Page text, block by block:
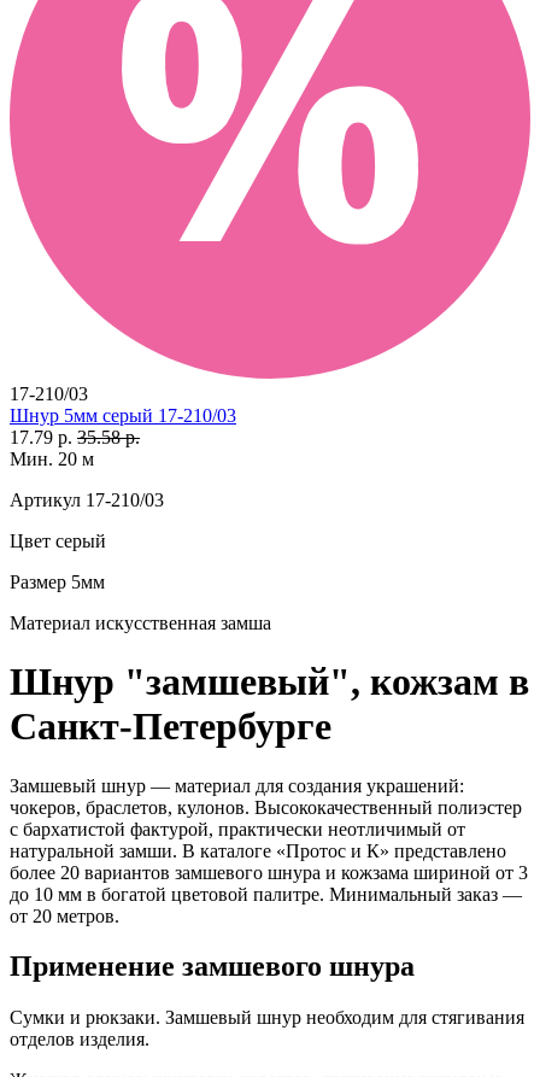
17-210/03
Шнур 5мм серый 17-210/03
17.79 р. 35.58 р.
Мин. 20 м
Артикул 17-210/03
Цвет серый
Размер 5мм
Материал искусственная замша
Шнур "замшевый", кожзам в
Санкт-Петербурге
Замшевый шнур — материал для создания украшений:
чокеров, браслетов, кулонов. Высококачественный полиэстер
с бархатистой фактурой, практически неотличимый от
натуральной замши. В каталоге «Протос и К» представлено
более 20 вариантов замшевого шнура и кожзама шириной от 3
до 10 мм в богатой цветовой палитре. Минимальный заказ —
от 20 метров.
Применение замшевого шнура
Сумки и рюкзаки. Замшевый шнур необходим для стягивания
отделов изделия.